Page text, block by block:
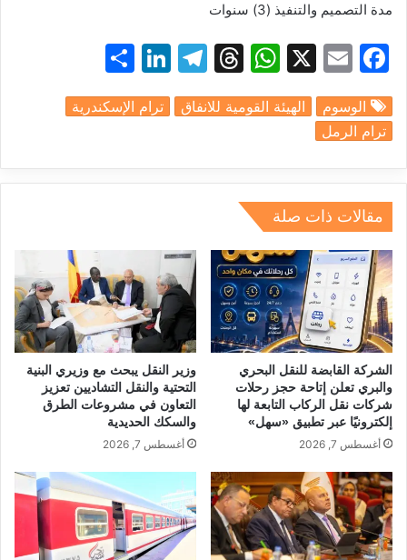
مدة التصميم والتنفيذ (
3
) سنوات
F
c
e
b
o
o
k
E
ai
l
X
W
at
A
p
T
e
d
T
e
a
Li
k
dI
ar
الوسوم الهيئة القومية للانفاق
ترام الإسكندرية
ترام الرمل
مقالات ذات صلة
الشركة القابضة للنقل البحري
والبري تعلن إتاحة حجز رحلات
شركات نقل الركاب التابعة لها
إلكترونيًا عبر تطبيق «سهل»
أغسطس 7, 2026
وزير النقل يبحث مع وزيري البنية
التحتية والنقل التشاديين تعزيز
التعاون في مشروعات الطرق
والسكك الحديدية
أغسطس 7, 2026